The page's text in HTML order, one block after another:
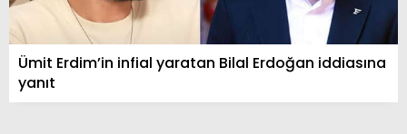
Ümit Erdim’in infial yaratan Bilal Erdoğan iddiasına
yanıt